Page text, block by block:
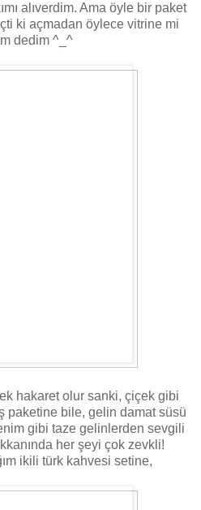
alıverdim. Ama öyle bir paket
ki açmadan öylece vitrine mi
dedim ^_^
hakaret olur sanki, çiçek gibi
paketine bile, gelin damat süsü
gibi taze gelinlerden sevgili
her şeyi çok zevkli!
ikili türk kahvesi setine,